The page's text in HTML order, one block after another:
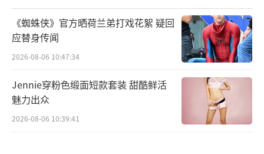
《蜘蛛侠》官方晒荷兰弟打戏花絮 疑回
应替身传闻
2026-08-06 10:47:34
Jennie穿粉色缎面短款套装 甜酷鲜活
魅力出众
2026-08-06 10:39:41